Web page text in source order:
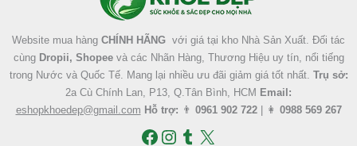
Website mua hàng CHÍNH HÃNG với giá tại kho Nhà Sản Xuất. Đối tác
cùng Dropii, Shopeevà các Nhãn Hàng, Thương Hiệu uy tín, nổi tiếng
trong Nước và Quốc Tế. Mang lại nhiều ưu đãi giảm giá tốt nhất. Trụ sở:
2a Cù Chính Lan, P13, Q.Tân Bình, HCM Email:
eshopkhoedep@gmail.com Hỗ trợ: 👨 0961 902 722| 👩 0988 569 267